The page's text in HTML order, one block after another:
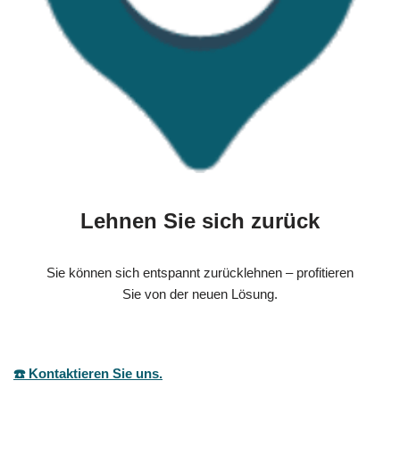
Lehnen Sie sich zurück
Sie können sich entspannt zurücklehnen – profitieren
Sie von der neuen Lösung.
☎️ Kontaktieren Sie uns.